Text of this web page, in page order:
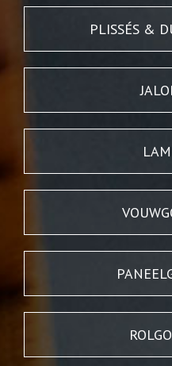
PLISSÉS &